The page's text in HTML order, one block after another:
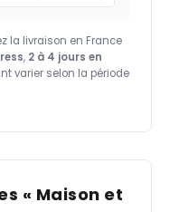
la livraison en France
, 2 à 4 jours en
varier selon la période
« Maison et